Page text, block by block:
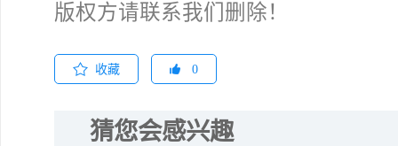
版权方请联系我们删除！
收藏 0
猜您会感兴趣